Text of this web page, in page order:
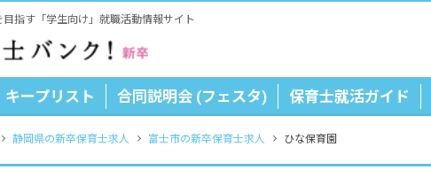
指す「学生向け」就職活動情報サイト
キープリスト 合同説明会 (フェスタ) 保育士就活ガイド
静岡県の新卒保育士求人 富士市の新卒保育士求人 ひな保育園